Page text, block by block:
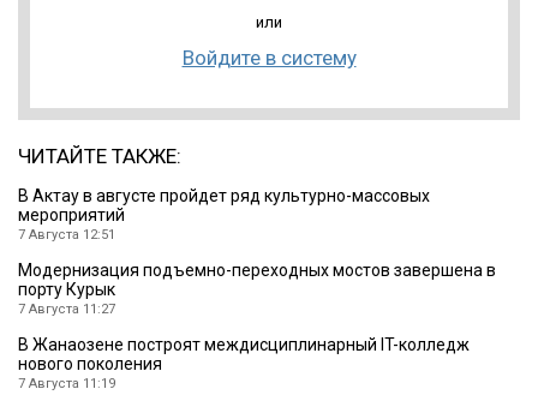
или
Войдите в систему
ЧИТАЙТЕ ТАКЖЕ:
В Актау в августе пройдет ряд культурно-массовых
мероприятий
7 Августа 12:51
Модернизация подъемно-переходных мостов завершена в
порту Курык
7 Августа 11:27
В Жанаозене построят междисциплинарный IT-колледж
нового поколения
7 Августа 11:19